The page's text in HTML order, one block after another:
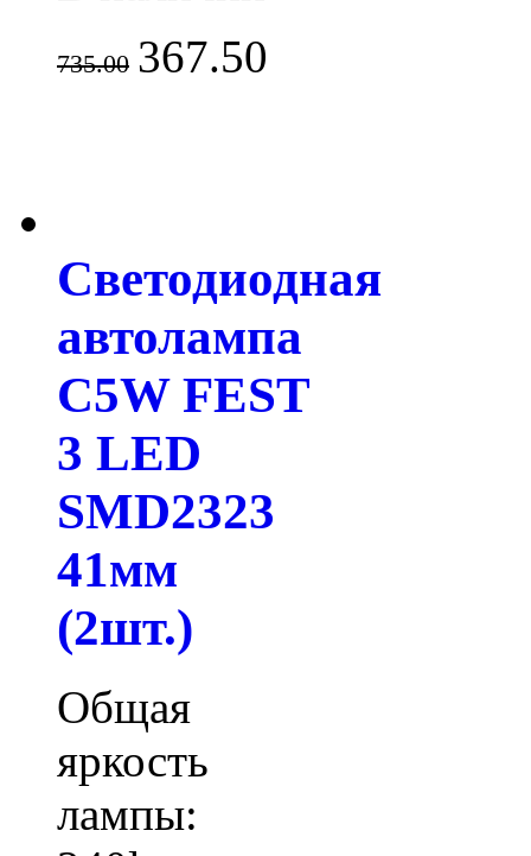
735.00 367.50
Светодиодная
автолампа
C5W FEST
3 LED
SMD2323
41мм
(2шт.)
Общая
яркость
лампы: